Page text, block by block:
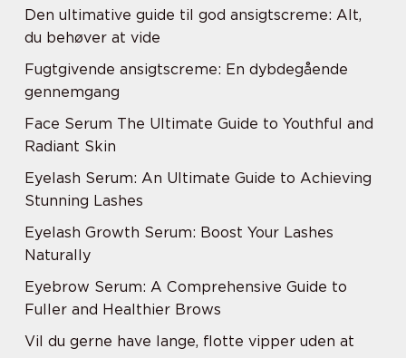
Den ultimative guide til god ansigtscreme: Alt,
du behøver at vide
Fugtgivende ansigtscreme: En dybdegående
gennemgang
Face Serum The Ultimate Guide to Youthful and
Radiant Skin
Eyelash Serum: An Ultimate Guide to Achieving
Stunning Lashes
Eyelash Growth Serum: Boost Your Lashes
Naturally
Eyebrow Serum: A Comprehensive Guide to
Fuller and Healthier Brows
Vil du gerne have lange, flotte vipper uden at